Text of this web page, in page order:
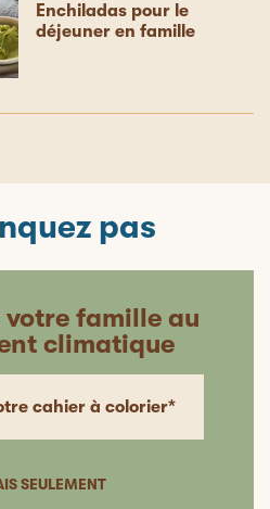
Enchiladas pour le
déjeuner en famille
pas
votre famille au
climatique
cahier à colorier*
SEULEMENT